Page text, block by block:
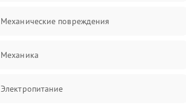
Механические повреждения
Механика
Электропитание